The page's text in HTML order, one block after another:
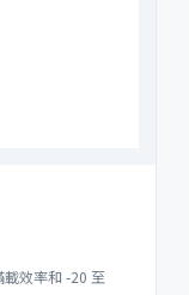
效率和 -20 至